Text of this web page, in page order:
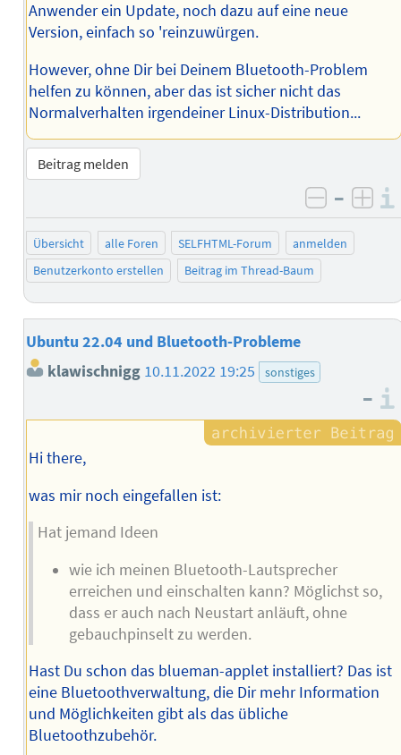
Anwender ein Update, noch dazu auf eine neue
Version, einfach so 'reinzuwürgen.
However, ohne Dir bei Deinem Bluetooth-Problem
helfen zu können, aber das ist sicher nicht das
Normalverhalten irgendeiner Linux-Distribution...
Beitrag melden
negativ
–
Übersicht alle Foren SELFHTML-Forum
anmelden
Benutzerkonto erstellen
Beitrag im Thread-Baum
Ubuntu 22.04 und Bluetooth-Probleme
klawischnigg 10.11.2022 19:25 sonstiges
–
Hi there,
was mir noch eingefallen ist:
Hat jemand Ideen
wie ich meinen Bluetooth-Lautsprecher
erreichen und einschalten kann? Möglichst so,
dass er auch nach Neustart anläuft, ohne
gebauchpinselt zu werden.
Hast Du schon das blueman-applet installiert? Das ist
eine Bluetoothverwaltung, die Dir mehr Information
und Möglichkeiten gibt als das übliche
Bluetoothzubehör.